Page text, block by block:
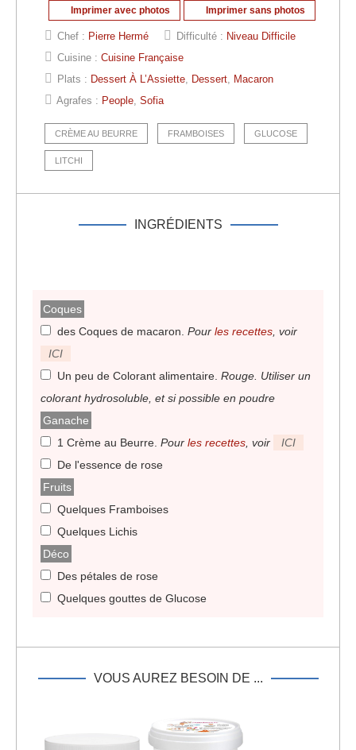
Imprimer avec photos Imprimer sans photos
Chef : Pierre Hermé Difficulté : Niveau Difficile
Cuisine : Cuisine Française
Plats : Dessert À L’Assiette Dessert
Macaron
Agrafes : People Sofia
CRÈME AU BEURRE FRAMBOISES GLUCOSE
LITCHI
INGRÉDIENTS
Coques
des Coques de macaron Pour les recettes , voir
ICI
Un peu de Colorant alimentaire Rouge. Utiliser un
colorant hydrosoluble, et si possible en poudre
Ganache
1 Crème au Beurre Pour les recettes , voir
ICI
De l'essence de rose
Fruits
Quelques Framboises
Quelques Lichis
Déco
Des pétales de rose
Quelques gouttes de Glucose
VOUS AUREZ BESOIN DE ...